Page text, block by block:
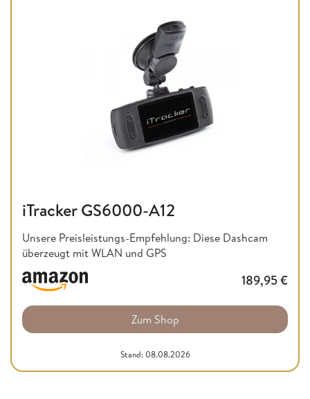
iTracker GS6000-A12
Unsere Preisleistungs-Empfehlung: Diese Dashcam
überzeugt mit WLAN und GPS
189,95€
Zum Shop
Stand: 08.08.2026